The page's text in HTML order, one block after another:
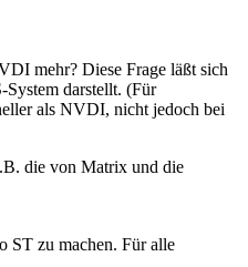
mehr? Diese Frage läßt sich
darstellt. (Für
als NVDI, nicht jedoch bei
die von Matrix und die
ST zu machen. Für alle